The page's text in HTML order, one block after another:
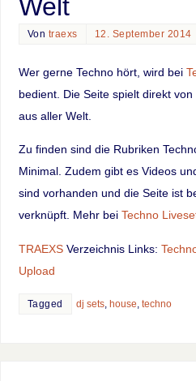
Welt
Von traexs 12. September 2014
Wer gerne Techno hört, wird bei
bedient. Die Seite spielt direkt
aus aller Welt.
Zu finden sind die Rubriken
Minimal. Zudem gibt es Videos
sind vorhanden und die Seite ist
verknüpft. Mehr bei Techno
TRAEXSVerzeichnis Links:
Upload
Tagged dj sets, house, techno